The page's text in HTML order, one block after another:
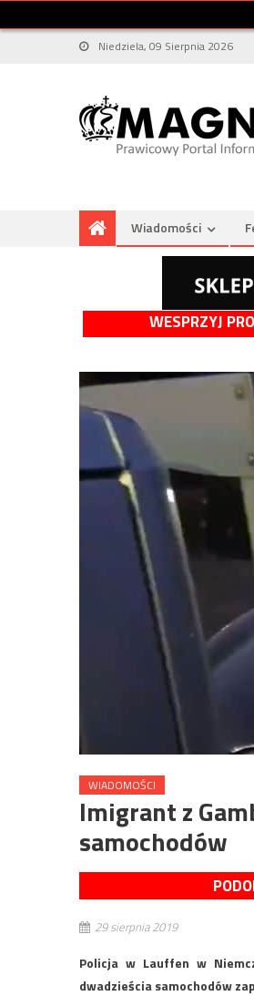
Niedziela, 09 Sierpnia 2026
Wiadomości
WESPRZYJ
WIADOMOŚCI
Imigrant z
samochodów
29 sierpnia 2019
Policja w Lauffen w
dwadzieścia samochodów